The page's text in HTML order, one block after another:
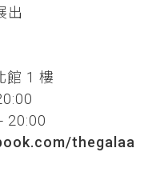
出
館 1 樓
- 20:00
thegalaa